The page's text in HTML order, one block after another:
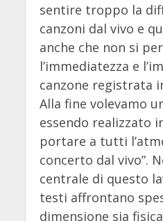
sentire troppo la
canzoni dal vivo e
anche che non si
l’immediatezza e
canzone registrata
Alla fine volevamo
essendo realizzato
portare a tutti
concerto dal vivo”.
centrale di questo
testi affrontano
dimensione sia